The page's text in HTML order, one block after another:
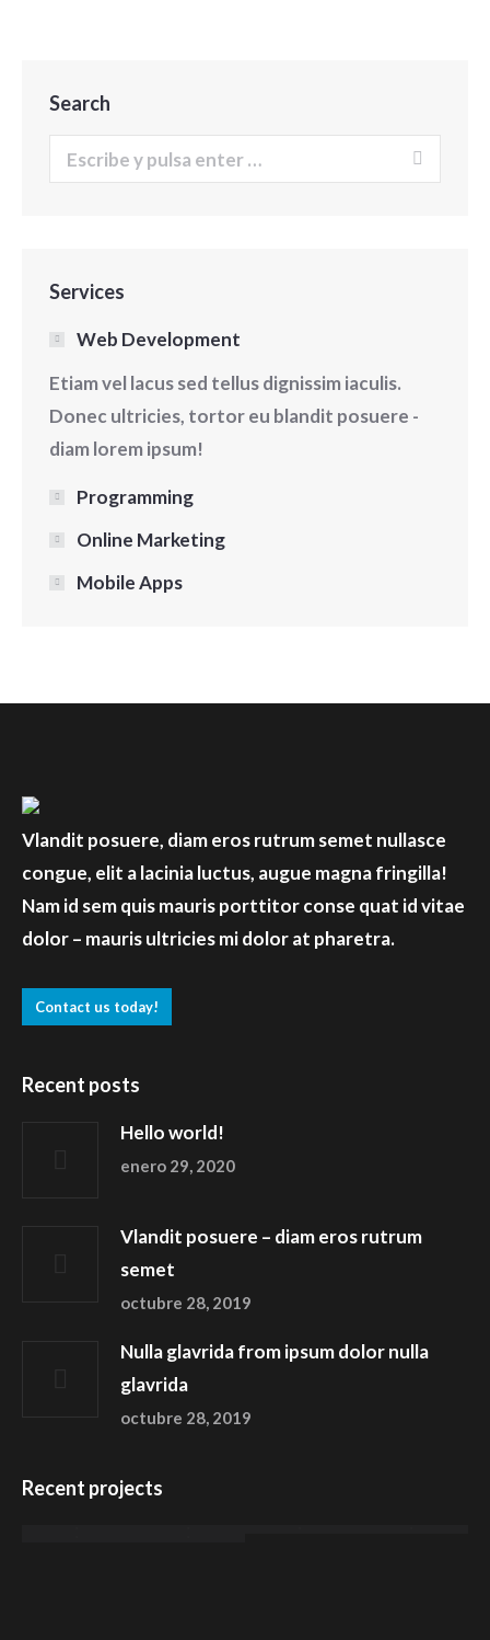
Search
Buscar:
Services
Web Development
Etiam vel lacus sed tellus dignissim iaculis.
Donec ultricies, tortor eu blandit posuere -
diam lorem ipsum!
Programming
Online Marketing
Mobile Apps
Vlandit posuere, diam eros rutrum semet nullasce
congue, elit a lacinia luctus, augue magna fringilla!
Nam id sem quis mauris porttitor conse quat id vitae
dolor – mauris ultricies mi dolor at pharetra.
Contact us today!
Recent posts
Hello world!
enero 29, 2020
Vlandit posuere – diam eros rutrum
semet
octubre 28, 2019
Nulla glavrida from ipsum dolor nulla
glavrida
octubre 28, 2019
Recent projects